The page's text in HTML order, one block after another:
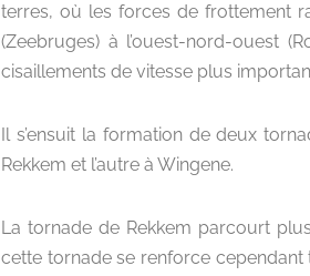
terres, où les forces de frottement
(Zeebruges) à l’ouest-nord-ouest
cisaillements de vitesse plus
Il s’ensuit la formation de deux
Rekkem et l’autre à Wingene.
La tornade de Rekkem parcourt
cette tornade se renforce